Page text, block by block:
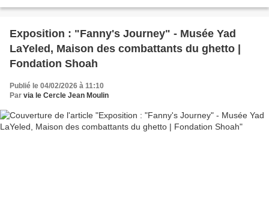
Exposition : "Fanny's Journey" - Musée Yad
LaYeled, Maison des combattants du ghetto |
Fondation Shoah
Publié le 04/02/2026 à 11:10
Par via le Cercle Jean Moulin